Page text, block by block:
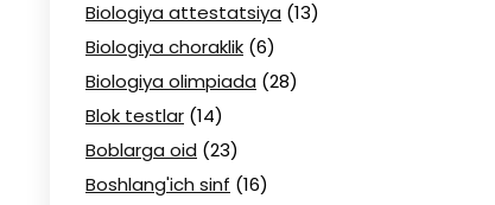
Biologiya attestatsiya (13)
Biologiya choraklik (6)
Biologiya olimpiada (28)
Blok testlar (14)
Boblarga oid (23)
Boshlang'ich sinf (16)